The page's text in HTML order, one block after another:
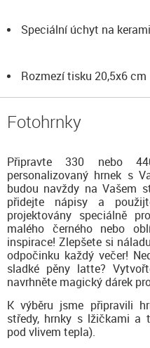
Speciální úchyt na
Rozmezí tisku 20,5x6 cm
Fotohrnky
Připravte 330 nebo
personalizovaný hrnek s
budou navždy na Vašem
přidejte nápisy a
projektovány speciálně
malého černého nebo
inspirace! Zlepšete si
odpočinku každý večer!
sladké pěny latte?
navrhněte magický dárek
K výběru jsme připravili
středy, hrnky s lžičkami a
pod vlivem tepla).